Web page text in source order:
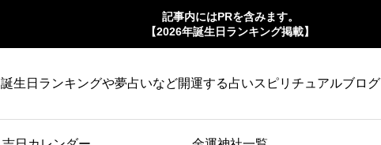
記事内にはPRを含みます。
【2026年誕生日ランキング掲載】
誕生日ランキングや夢占いなど開運する占いスピリチュアルブログ